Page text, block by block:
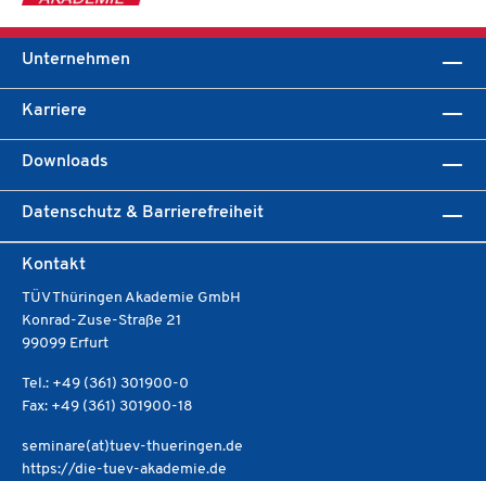
Unternehmen
Karriere
Downloads
Datenschutz & Barrierefreiheit
Kontakt
TÜV Thüringen Akademie GmbH
Konrad-Zuse-Straße 21
99099 Erfurt
Tel.: +49 (361) 301900-0
Fax: +49 (361) 301900-18
seminare(at)tuev-thueringen.de
https://die-tuev-akademie.de